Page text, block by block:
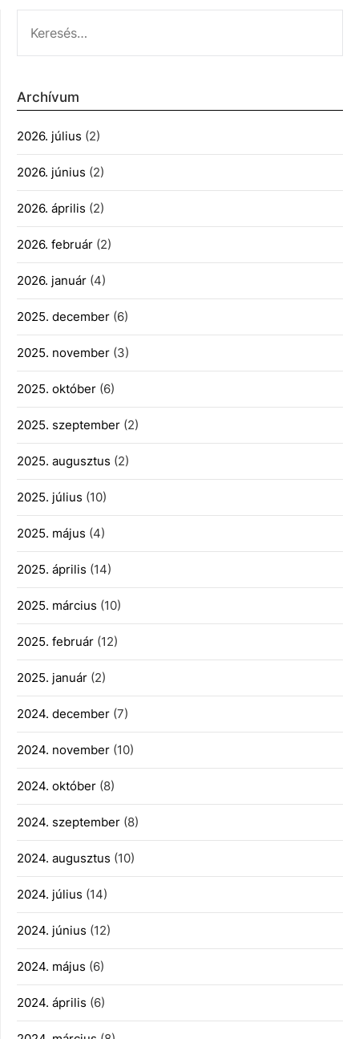
Archívum
2026. július (2)
2026. június (2)
2026. április (2)
2026. február (2)
2026. január (4)
2025. december (6)
2025. november (3)
2025. október (6)
2025. szeptember (2)
2025. augusztus (2)
2025. július (10)
2025. május (4)
2025. április (14)
2025. március (10)
2025. február (12)
2025. január (2)
2024. december (7)
2024. november (10)
2024. október (8)
2024. szeptember (8)
2024. augusztus (10)
2024. július (14)
2024. június (12)
2024. május (6)
2024. április (6)